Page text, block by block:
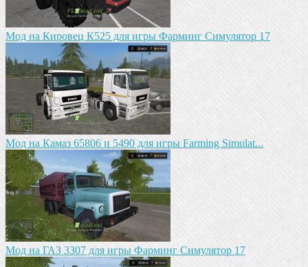
Mод на Кировец К525 для игры Фарминг Симулятор 17
Мод на Камаз 65806 и 5490 для игры Farming Simulat...
Mод на ГАЗ 3307 для игры Фарминг Симулятор 17